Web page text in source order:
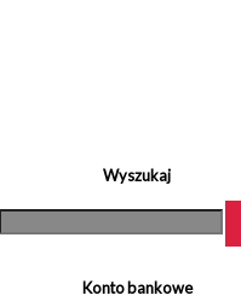
Wyszukaj
Konto bankowe